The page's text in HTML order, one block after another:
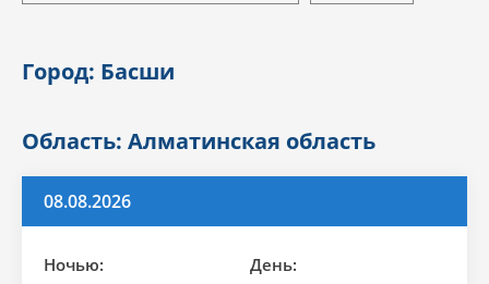
Город: Басши
Область: Алматинская область
08.08.2026
Ночью:
День: